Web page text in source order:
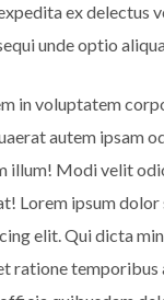
ex delectus
unde optio
in voluptatem
autem ipsam
illum! Modi velit
Lorem ipsum dolor
elit. Qui dicta
ratione temporibus